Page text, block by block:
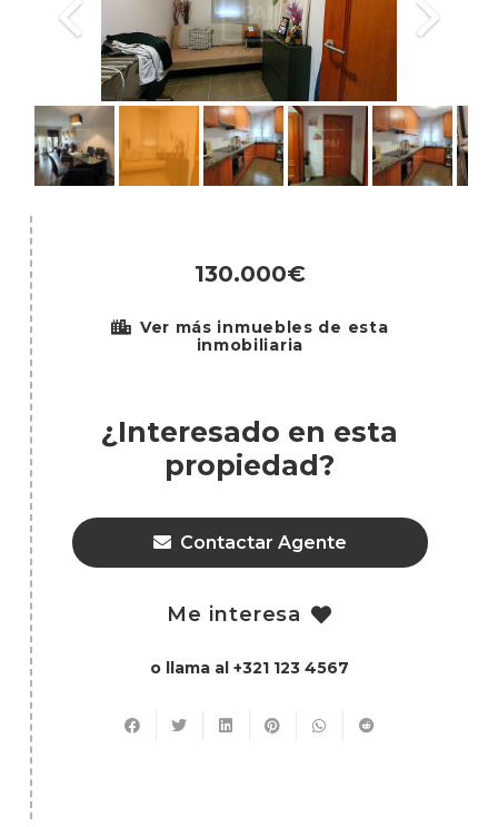
130.000€
Ver más inmuebles de esta
inmobiliaria
¿Interesado en esta
propiedad?
Contactar Agente
Me interesa
o llama al +321 123 4567